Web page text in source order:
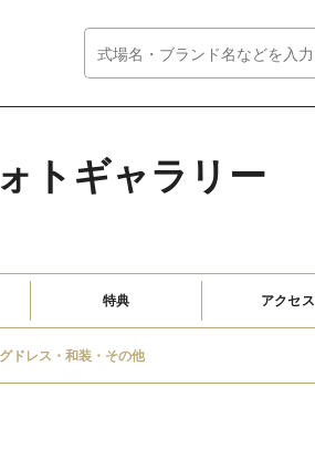
トギャラリー
特典 アクセス
ドレス・和装・その他